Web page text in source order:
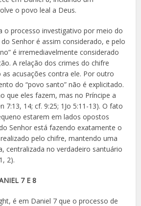
o povo leal a Deus.
o processo investigativo por meio do
Senhor é assim considerado, e pelo
é irremediavelmente considerado
A relação dos crimes do chifre
as acusações contra ele. Por outro
do “povo santo” não é explicitado.
que eles fazem, mas no Príncipe a
7:13, 14; cf. 9:25; 1Jo 5:11-13). O fato
estarem em lados opostos
Senhor está fazendo exatamente o
pelo chifre, mantendo uma
centralizada no verdadeiro santuário
2).
7 E 8
é em Daniel 7 que o processo de